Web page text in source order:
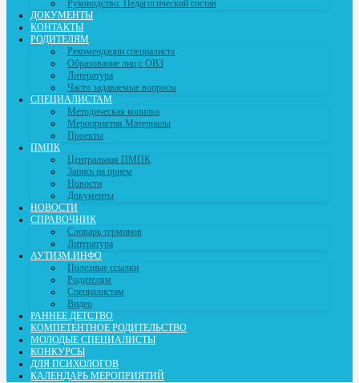
Руководство. Педагогический состав
ДОКУМЕНТЫ
КОНТАКТЫ
РОДИТЕЛЯМ
Рекомендации специалиста
Образование лиц с ОВЗ
Литература
Часто задаваемые вопросы
СПЕЦИАЛИСТАМ
Методическая копилка
Мероприятия.Материалы
Проекты
ПМПК
Центральная ПМПК
Запись на прием
Новости
Документы
НОВОСТИ
СПРАВОЧНИК
Словарь терминов
Литература
АУТИЗМ.ИНФО
Полезные ссылки
Родителям
Специалистам
Видео
РАННЕЕ ДЕТСТВО
КОМПЕТЕНТНОЕ РОДИТЕЛЬСТВО
МОЛОДЫЕ СПЕЦИАЛИСТЫ
КОНКУРСЫ
ДЛЯ ПСИХОЛОГОВ
КАЛЕНДАРЬ МЕРОПРИЯТИЙ